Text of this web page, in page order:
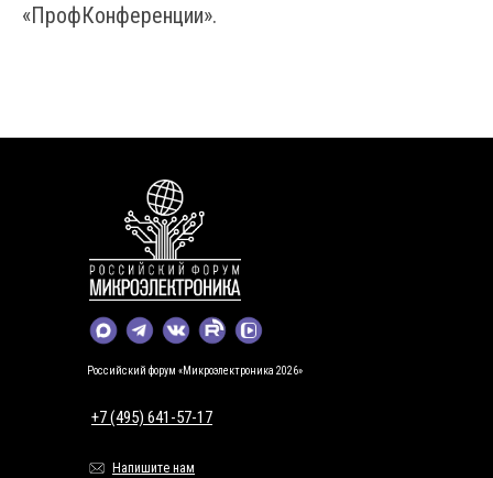
«ПрофКонференции».
+7 (495) 641-57-17
Напишите нам
Российский форум «Микроэлектроника 2026»